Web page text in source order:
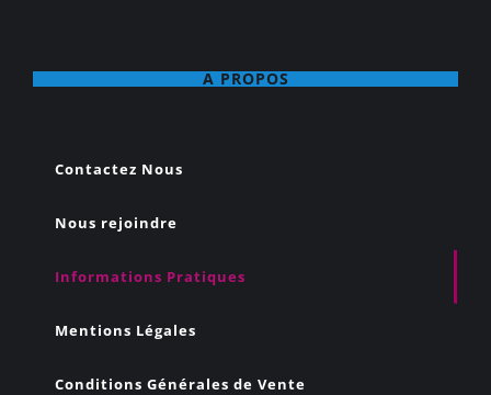
A PROPOS
Contactez Nous
Nous rejoindre
Informations Pratiques
Mentions Légales
Conditions Générales de Vente